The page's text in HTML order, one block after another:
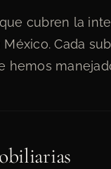
cubren la
Cada
hemos